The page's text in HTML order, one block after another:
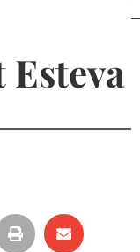
Esteva